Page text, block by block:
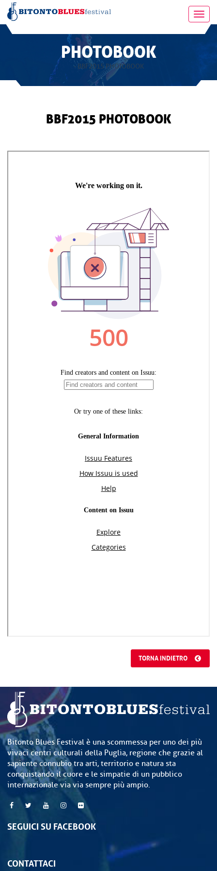
PHOTOBOOK
- BBF2015 PHOTOBOOK
BBF2015 PHOTOBOOK
TORNA INDIETRO
Bitonto Blues Festival è una scommessa per uno dei più
vivaci centri culturali della Puglia, regione che grazie al
sapiente connubio tra arti, territorio e natura sta
conquistando il cuore e le simpatie di un pubblico
internazionale via via sempre più ampio.
SEGUICI SU FACEBOOK
CONTATTACI